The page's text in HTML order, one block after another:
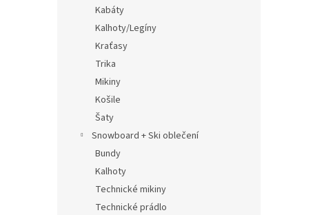
Kabáty
Kalhoty/Legíny
Kraťasy
Trika
Mikiny
Košile
Šaty
Snowboard + Ski oblečení
Bundy
Kalhoty
Technické mikiny
Technické prádlo